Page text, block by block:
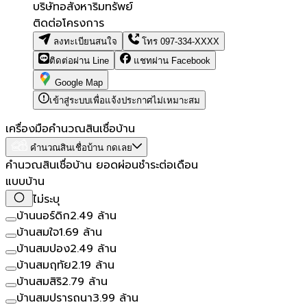
บริษัทอสังหาริมทรัพย์
ติดต่อโครงการ
ลงทะเบียนสนใจ โทร 097-334-XXXX
ติดต่อผ่าน Line
แชทผ่าน Facebook
Google Map
เข้าสู่ระบบเพื่อแจ้งประกาศไม่เหมาะสม
เครื่องมือคำนวณสินเชื่อบ้าน
คำนวณสินเชื่อบ้าน กดเลย
คำนวณสินเชื่อบ้าน ยอดผ่อนชำระต่อเดือน
แบบบ้าน
ไม่ระบุ
บ้านนอร์ดิก2.49 ล้าน
บ้านสมใจ1.69 ล้าน
บ้านสมปอง2.49 ล้าน
บ้านสมฤทัย2.19 ล้าน
บ้านสมสิริ2.79 ล้าน
บ้านสมปรารถนา3.99 ล้าน